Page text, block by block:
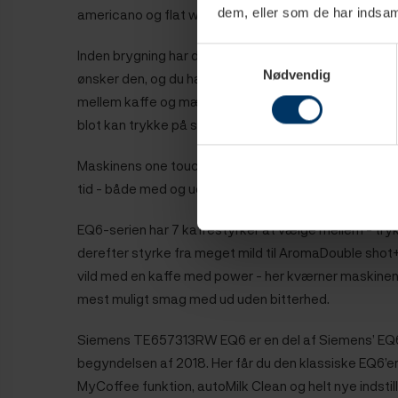
dem, eller som de har
Samtykkevalg
Nødvendig
americano og flat white.
Inden brygning har du muligheden for at indstille din
ønsker den, og du har mulighed for at indstille både
mellem kaffe og mælk. Indstillingerne kan naturligvis
blot kan trykke på start.
Maskinens one touch DoubleCup funktion gør det
tid - både med og uden mælk.
EQ6-serien har 7 kaffestyrker at vælge mellem -
derefter styrke fra meget mild til AromaDouble
vild med en kaffe med power - her kværner
mest muligt smag med ud uden bitterhed.
Siemens TE657313RW EQ6 er en del af Siemens’
begyndelsen af 2018. Her får du den klassiske
MyCoffee funktion, autoMilk Clean og helt nye